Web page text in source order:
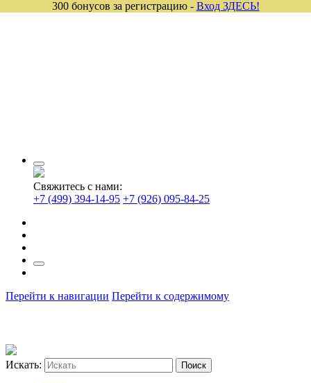
Свяжитесь с нами:
+7 (499) 394-14-95 +7 (926) 095-84-25
Перейти к навигации Перейти к содержимому
Искать:
300 бонусов за регистрацию - Вход ЗДЕСЬ!